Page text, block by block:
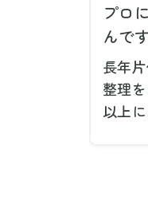
プロ
んで
長年
整理
以上